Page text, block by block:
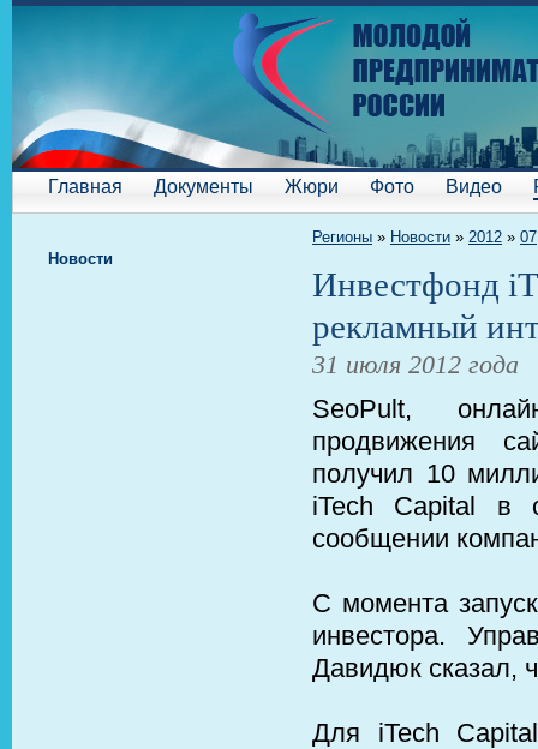
Главная Документы Жюри Фото Видео
Регионы » Новости » 2012 » 07
Инвестфонд
рекламный
31 июля 2012 года
SeoPult,
продвижения
получил 10
iTech Capital в
сообщении
С момента
инвестора.
Давидюк сказал,
Для iTech
Новости